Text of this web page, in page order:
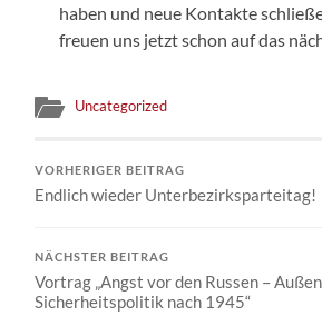
haben und neue Kontakte
freuen uns jetzt schon auf das
Uncategorized
VORHERIGER BEITRAG
Endlich wieder Unterbezirksparteitag!
NÄCHSTER BEITRAG
Vortrag „Angst vor den Russen –
Sicherheitspolitik nach 1945“